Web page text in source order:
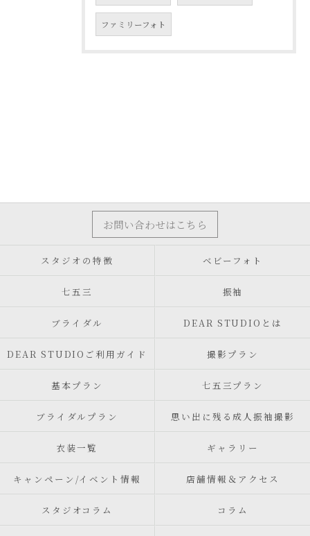
ファミリーフォト
お問い合わせはこちら
スタジオの特徴 ベビーフォト
七五三 振袖
ブライダル DEAR STUDIOとは
DEAR STUDIOご利用ガイド 撮影プラン
基本プラン 七五三プラン
ブライダルプラン 思い出に残る成人振袖撮影
衣装一覧 ギャラリー
キャンペーン/イベント情報 店舗情報＆アクセス
スタジオコラム コラム